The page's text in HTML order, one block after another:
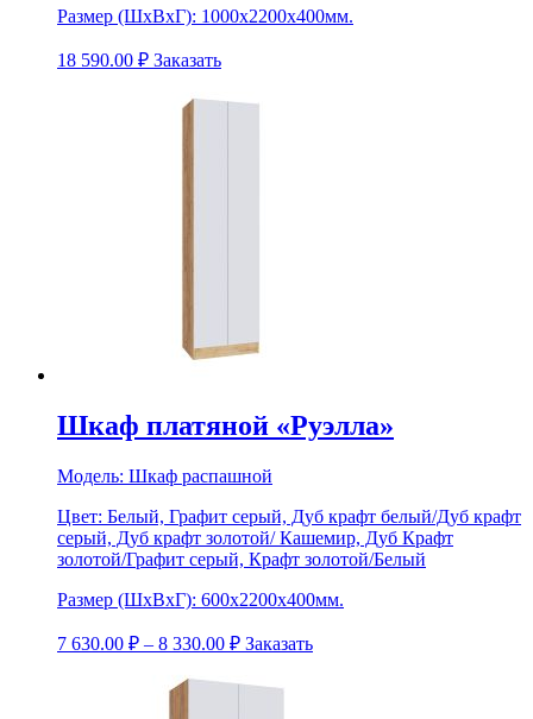
Размер (ШхВхГ): 1000х2200х400мм.
18 590.00 ₽ Заказать
Шкаф платяной «Руэлла»
Модель: Шкаф распашной
Цвет: Белый, Графит серый, Дуб крафт белый/Дуб крафт
серый, Дуб крафт золотой/ Кашемир, Дуб Крафт
золотой/Графит серый, Крафт золотой/Белый
Размер (ШхВхГ): 600х2200х400мм.
7 630.00 ₽ – 8 330.00 ₽ Заказать